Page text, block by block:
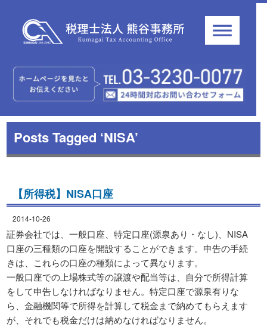
Posts Tagged ‘NISA’
【所得税】NISA口座
2014-10-26
証券会社では、一般口座、特定口座(源泉あり・なし)、NISA
口座の三種類の口座を開設することができます。申告の手続
きは、これらの口座の種類によって異なります。
一般口座での上場株式等の譲渡や配当等は、自分で所得計算
をして申告しなければなりません。特定口座で源泉有りな
ら、金融機関等で所得を計算して税金まで納めてもらえます
が、それでも税金だけは納めなければなりません。